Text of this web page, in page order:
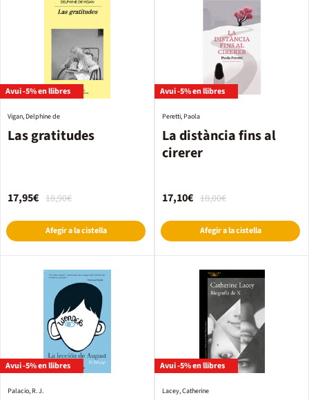
Avui -5% en llibres
Las gratitudes
Vigan, Delphine de
18,90€
17,95€
Afegir a la cistella
Avui -5% en llibres
La distància fins al
cirerer
Peretti, Paola
18,00€
17,10€
Afegir a la cistella
Avui -5% en llibres
Palacio, R. J.
Avui -5% en llibres
Lacey, Catherine